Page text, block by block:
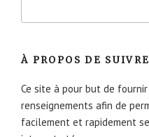
À PROPOS DE
Ce site à pour but de
renseignements afin de
facilement et rapidement